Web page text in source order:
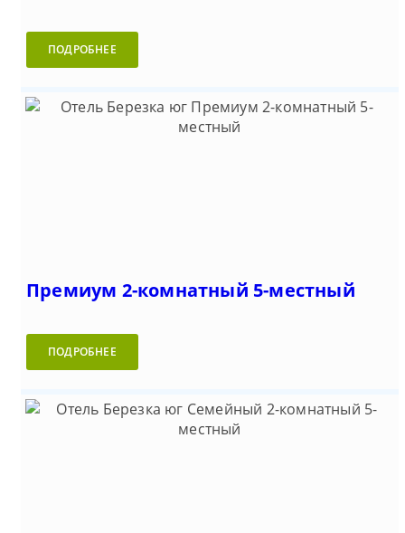
ПОДРОБНЕЕ
Премиум 2-комнатный 5-местный
ПОДРОБНЕЕ